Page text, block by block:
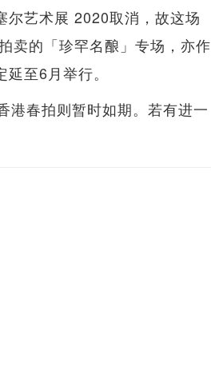
尔艺术展 2020取消，故这场
卖的「珍罕名酿」专场，亦作
至6月举行。
港春拍则暂时如期。若有进一